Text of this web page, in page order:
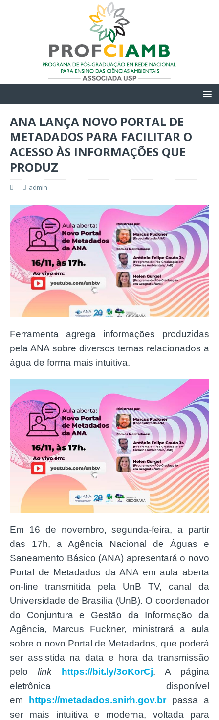
ANA LANÇA NOVO PORTAL DE
METADADOS PARA FACILITAR O
ACESSO ÀS INFORMAÇÕES QUE
PRODUZ
admin
Ferramenta agrega informações produzidas
pela ANA sobre diversos temas relacionados a
água de forma mais intuitiva.
Em 16 de novembro, segunda-feira, a partir
das 17h, a Agência Nacional de Águas e
Saneamento Básico (ANA) apresentará o novo
Portal de Metadados da ANA em aula aberta
on-line transmitida pela UnB TV, canal da
Universidade de Brasília (UnB). O coordenador
do Conjuntura e Gestão da Informação da
Agência, Marcus Fuckner, ministrará a aula
sobre o novo Portal de Metadados, que poderá
ser assistida na data e hora da transmissão
pelo link https://bit.ly/3oKorCj. A página
eletrônica disponível
em
https://metadados.snirh.gov.brpassa a
ser mais intuitiva e moderna, voltada para